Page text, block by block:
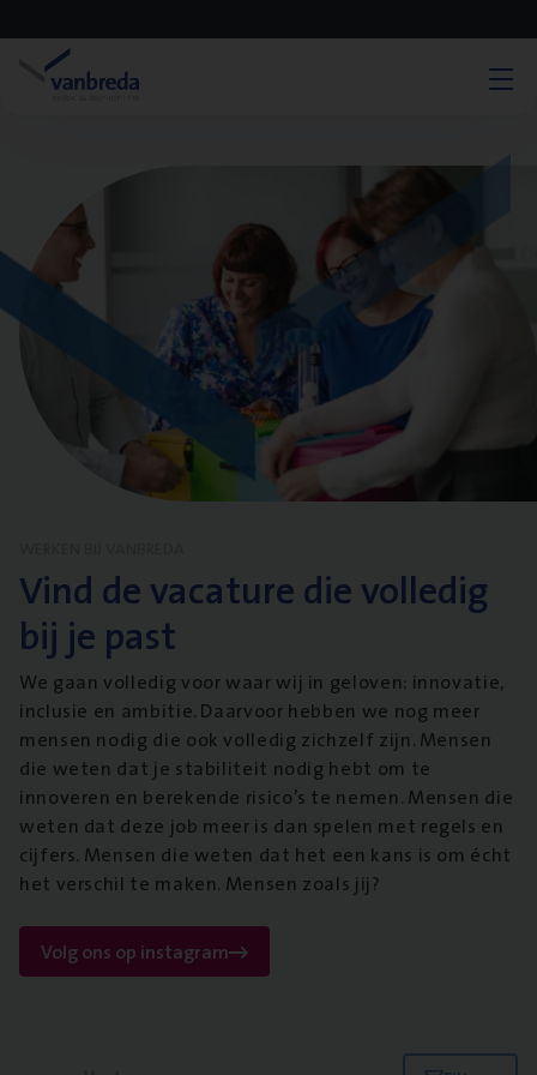
Vind de vacature die volledig
bij je past
We gaan volledig voor waar wij in geloven: innovatie,
inclusie en ambitie. Daarvoor hebben we nog meer
mensen nodig die ook volledig zichzelf zijn. Mensen
die weten dat je stabiliteit nodig hebt om te
innoveren en berekende risico’s te nemen. Mensen die
weten dat deze job meer is dan spelen met regels en
cijfers. Mensen die weten dat het een kans is om écht
het verschil te maken. Mensen zoals jij?
Volg ons op instagram